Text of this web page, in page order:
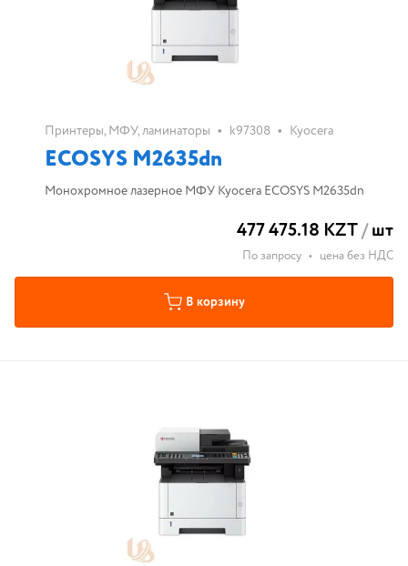
Принтеры, МФУ, ламинаторы • k97308 • Kyocera
ECOSYS M2635dn
Монохромное лазерное МФУ Kyocera ECOSYS M2635dn
477 475.18 KZT/шт
По запросу • цена без НДС
В корзину